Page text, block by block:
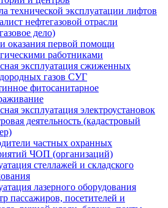
технической эксплуатации лифтов
нефтегазовой отрасли
дело)
оказания первой помощи
работниками
эксплуатация сжиженных
газов СУГ
фитосанитарное
эксплуатация электроустановок
деятельность (кадастровый
частных охранных
ЧОП (организаций)
стеллажей и складского
лазерного оборудования
пассажиров, посетителей и